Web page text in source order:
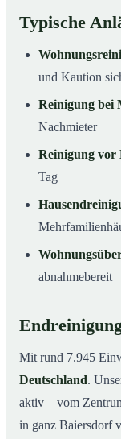
Typische
und Kaution
Reinigung bei
Nachmieter
Reinigung vor
Tag
abnahmebereit
Mit rund 7.945
Deutschland.
aktiv – vom
in ganz Baiersdorf